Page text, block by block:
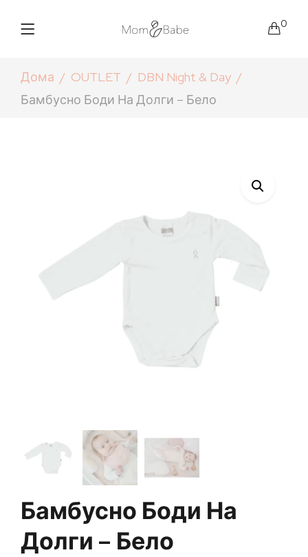
0
Дома OUTLET
DBN Night & Day
Бамбусно Боди На Долги – Бело
Бамбусно Боди На
Долги – Бело